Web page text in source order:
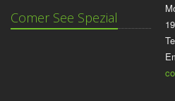
Comer See Spezial